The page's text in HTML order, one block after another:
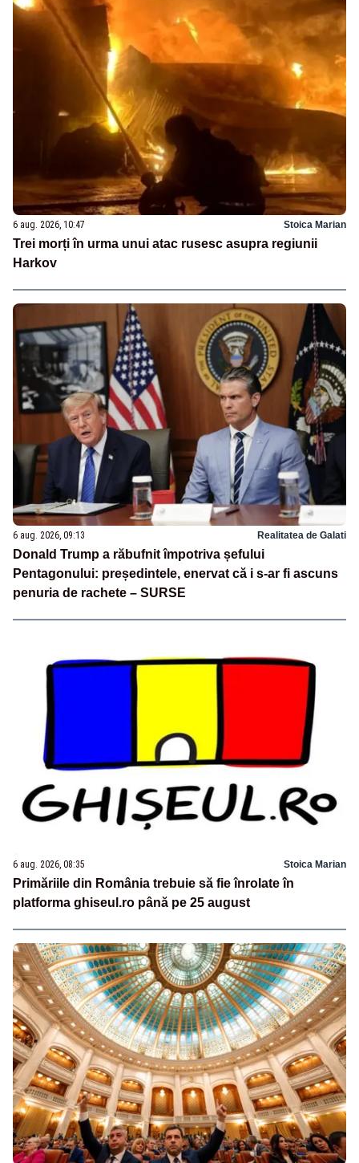
6 aug. 2026, 10:47 Stoica Marian
Trei morți în urma unui atac rusesc asupra regiunii
Harkov
6 aug. 2026, 09:13 Realitatea de Galati
Donald Trump a răbufnit împotriva șefului
Pentagonului: președintele, enervat că i s-ar fi ascuns
penuria de rachete – SURSE
6 aug. 2026, 08:35 Stoica Marian
Primăriile din România trebuie să fie înrolate în
platforma ghiseul.ro până pe 25 august